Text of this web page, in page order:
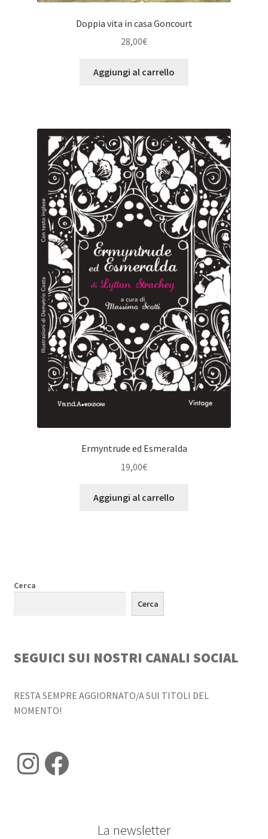
Doppia vita in casa Goncourt
28,00€
Aggiungi al carrello
Ermyntrude ed Esmeralda
19,00€
Aggiungi al carrello
Cerca
Cerca
SEGUICI SUI NOSTRI CANALI SOCIAL
RESTA SEMPRE AGGIORNATO/A SUI TITOLI DEL
MOMENTO!
Instagram
Facebook
La newsletter